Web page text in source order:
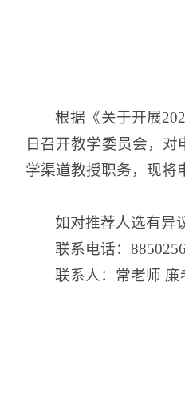
根据《关于开展
日召开教学委员会，
学渠道教授职务，现将
如对推荐人选有异
联系电话：
联系人：常老师 廉